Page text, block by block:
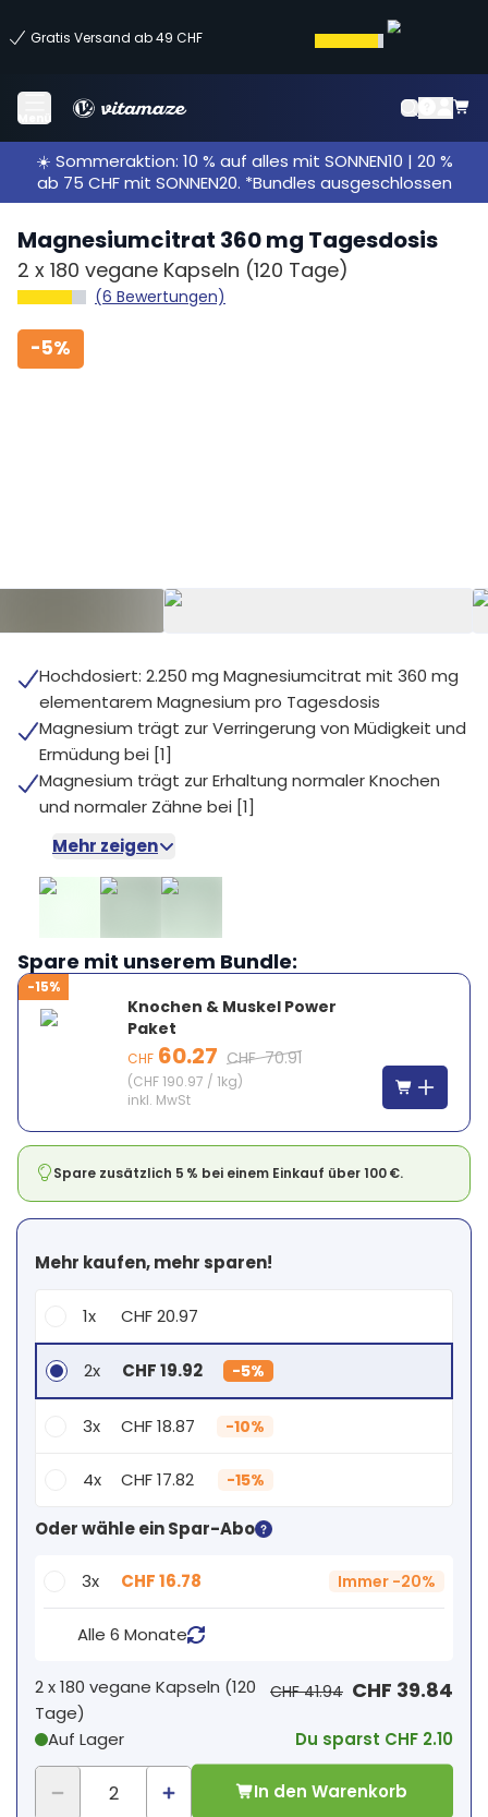
Gratis Versand ab 49 CHF
Menü
☀️ Sommeraktion: 10 % auf alles mit SONNEN10 | 20 %
ab 75 CHF mit SONNEN20. *Bundles ausgeschlossen
Magnesiumcitrat 360 mg Tagesdosis
2 x 180 vegane Kapseln (120 Tage)
(6 Bewertungen)
-5%
Hochdosiert: 2.250 mg Magnesiumcitrat mit 360 mg
elementarem Magnesium pro Tagesdosis
Magnesium trägt zur Verringerung von Müdigkeit und
Ermüdung bei [1]
Magnesium trägt zur Erhaltung normaler Knochen
und normaler Zähne bei [1]
Mehr zeigen
Spare mit unserem Bundle:
-15%
Knochen & Muskel Power
Paket
CHF 60.27 CHF 70.91
(CHF 190.97 / 1kg)
inkl. MwSt
Spare zusätzlich 5 % bei einem Einkauf über 100 €.
Mehr kaufen, mehr sparen!
1x CHF 20.97
2x CHF 19.92 -5%
3x CHF 18.87 -10%
4x CHF 17.82 -15%
Dein persönlicher Rabatt
CHF 0.00 -
Oder wähle ein Spar-Abo
3x CHF 16.78 Immer -20%
Alle 6 Monate
2 x180 vegane Kapseln (120
Tage)
Auf Lager
CHF 41.94 CHF 39.84
Du sparst CHF 2.10
In den Warenkorb